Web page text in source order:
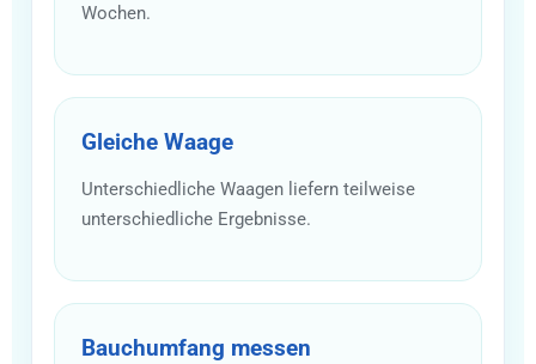
Wochen.
Gleiche Waage
Unterschiedliche Waagen liefern teilweise
unterschiedliche Ergebnisse.
Bauchumfang messen